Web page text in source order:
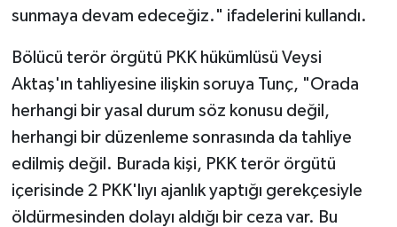
sunmaya devam edeceğiz." ifadelerini kullandı.
Bölücü terör örgütü PKK hükümlüsü Veysi
Aktaş'ın tahliyesine ilişkin soruya Tunç, "Orada
herhangi bir yasal durum söz konusu değil,
herhangi bir düzenleme sonrasında da tahliye
edilmiş değil. Burada kişi, PKK terör örgütü
içerisinde 2 PKK'lıyı ajanlık yaptığı gerekçesiyle
öldürmesinden dolayı aldığı bir ceza var. Bu